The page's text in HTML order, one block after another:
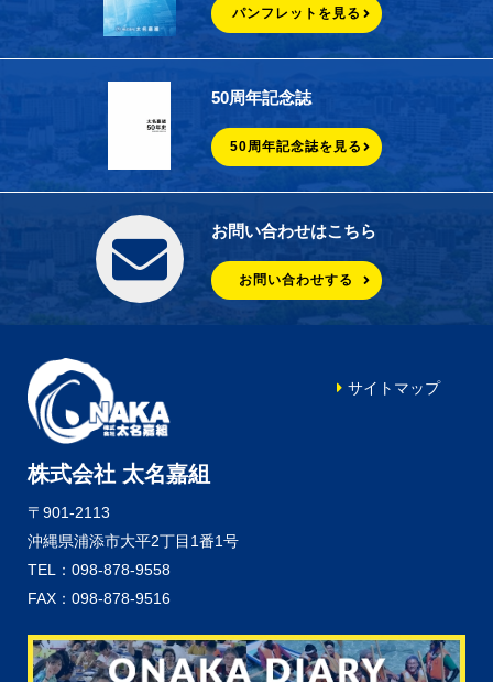
パンフレットを見る
50周年記念誌
50周年記念誌を見る
お問い合わせはこちら
お問い合わせする
株式会社 太名嘉組
〒901-2113
沖縄県浦添市大平2丁目1番1号
TEL：098-878-9558
FAX：098-878-9516
サイトマップ